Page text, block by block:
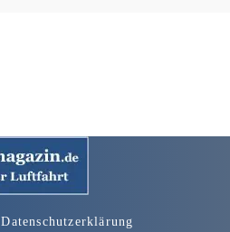
Datenschutzerklärung